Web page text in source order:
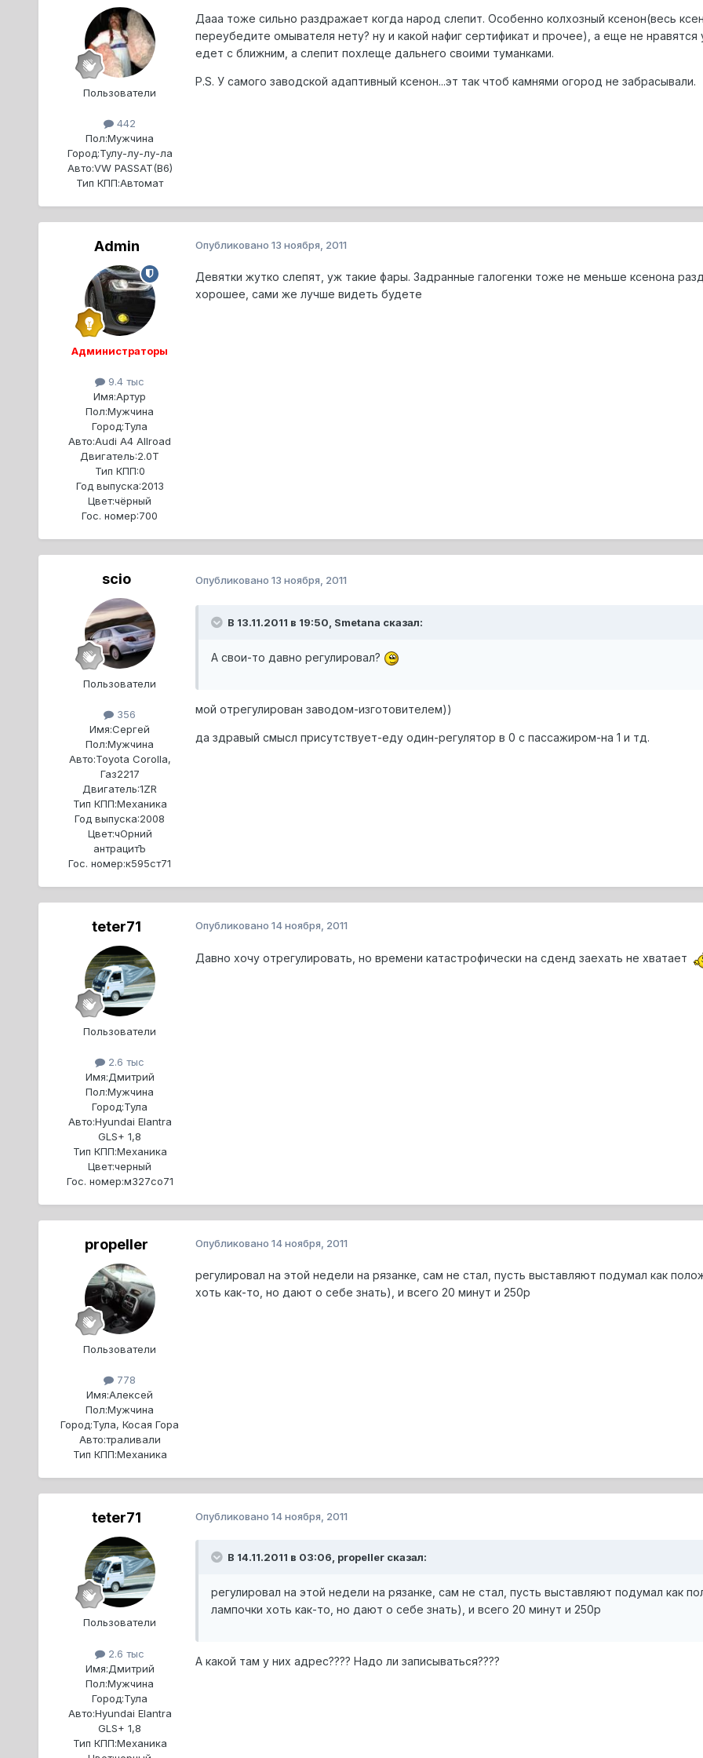
Пользователи
442
Пол:Мужчина
Город:Тулу-лу-лу-ла
Авто:VW PASSAT(B6)
Тип КПП:Автомат
Дааа тоже сильно раздражает когда народ слепит. Особенно колхозный ксенон(весь
переубедите омывателя нету? ну и какой нафиг сертификат и прочее), а еще не
едет с ближним, а слепит похлеще дальнего своими туманками.
P.S. У самого заводской адаптивный ксенон...эт так чтоб камнями огород не забрасывали.
Admin
Администраторы
9.4 тыс
Имя:Артур
Пол:Мужчина
Город:Тула
Авто:Audi A4 Allroad
Двигатель:2.0T
Тип КПП:0
Год выпуска:2013
Цвет:чёрный
Гос. номер:700
Опубликовано 13 ноября, 2011
Девятки жутко слепят, уж такие фары. Задранные галогенки тоже не меньше ксенона
хорошее, сами же лучше видеть будете
scio
Пользователи
356
Имя:Сергей
Пол:Мужчина
Авто:Toyota Corolla,
Газ2217
Двигатель:1ZR
Тип КПП:Механика
Год выпуска:2008
Цвет:чОрний
антрацитЪ
Гос. номер:к595ст71
Опубликовано 13 ноября, 2011
В 13.11.2011 в 19:50, Smetana сказал:
А свои-то давно регулировал?
мой отрегулирован заводом-изготовителем))
да здравый смысл присутствует-еду один-регулятор в 0 с пассажиром-на 1 и тд.
teter71
Пользователи
2.6 тыс
Имя:Дмитрий
Пол:Мужчина
Город:Тула
Авто:Hyundai Elantra
GLS+ 1,8
Тип КПП:Механика
Цвет:черный
Гос. номер:м327со71
Опубликовано 14 ноября, 2011
Давно хочу отрегулировать, но времени катастрофически на сденд заехать не хватает
propeller
Пользователи
778
Имя:Алексей
Пол:Мужчина
Город:Тула, Косая Гора
Авто:траливали
Тип КПП:Механика
Опубликовано 14 ноября, 2011
регулировал на этой недели на рязанке, сам не стал, пусть выставляют подумал как
хоть как-то, но дают о себе знать), и всего 20 минут и 250р
teter71
Пользователи
2.6 тыс
Имя:Дмитрий
Пол:Мужчина
Город:Тула
Авто:Hyundai Elantra
GLS+ 1,8
Тип КПП:Механика
Опубликовано 14 ноября, 2011
В 14.11.2011 в 03:06, propeller сказал:
регулировал на этой недели на рязанке, сам не стал, пусть выставляют подумал как
лампочки хоть как-то, но дают о себе знать), и всего 20 минут и 250р
А какой там у них адрес???? Надо ли записываться????